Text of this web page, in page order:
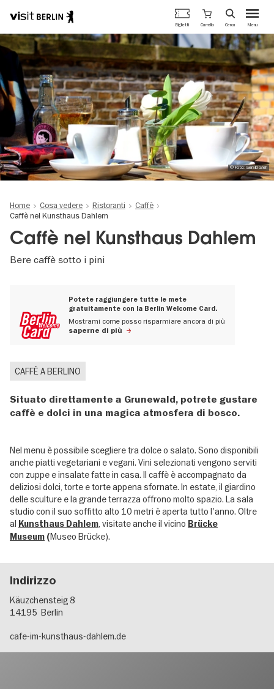
Salta
al
contenuto
principale
Portale
ufficiale
del
turismo
di
Berlino
Menu
Biglietti Carrello Cerca
© Foto: Gerald Greh
Home Cosa vedere Ristoranti
Caffè
Caffè nel Kunsthaus Dahlem
Caffè nel Kunsthaus Dahlem
Bere caffè sotto i pini
Potete raggiungere tutte le mete
gratuitamente con la Berlin Welcome Card.
Mostrami come posso risparmiare ancora di più
saperne di più
CAFFÈ A BERLINO
Situato direttamente a Grunewald, potrete gustare
caffè e dolci in una magica atmosfera di bosco.
Nel menu è possibile scegliere tra dolce o salato. Sono disponibili
anche piatti vegetariani e vegani. Vini selezionati vengono serviti
con zuppe e insalate fatte in casa. Il caffè è accompagnato da
deliziosi dolci, torte e torte appena sfornate. In estate, il giardino
delle sculture e la grande terrazza offrono molto spazio. La sala
studio con il suo soffitto alto 10 metri è aperta tutto l'anno. Oltre
al Kunsthaus Dahlem , visitate anche il vicino Brücke
Museum (Museo Brücke).
Indirizzo
Käuzchensteig 8
14195 Berlin
cafe-im-kunsthaus-dahlem.de